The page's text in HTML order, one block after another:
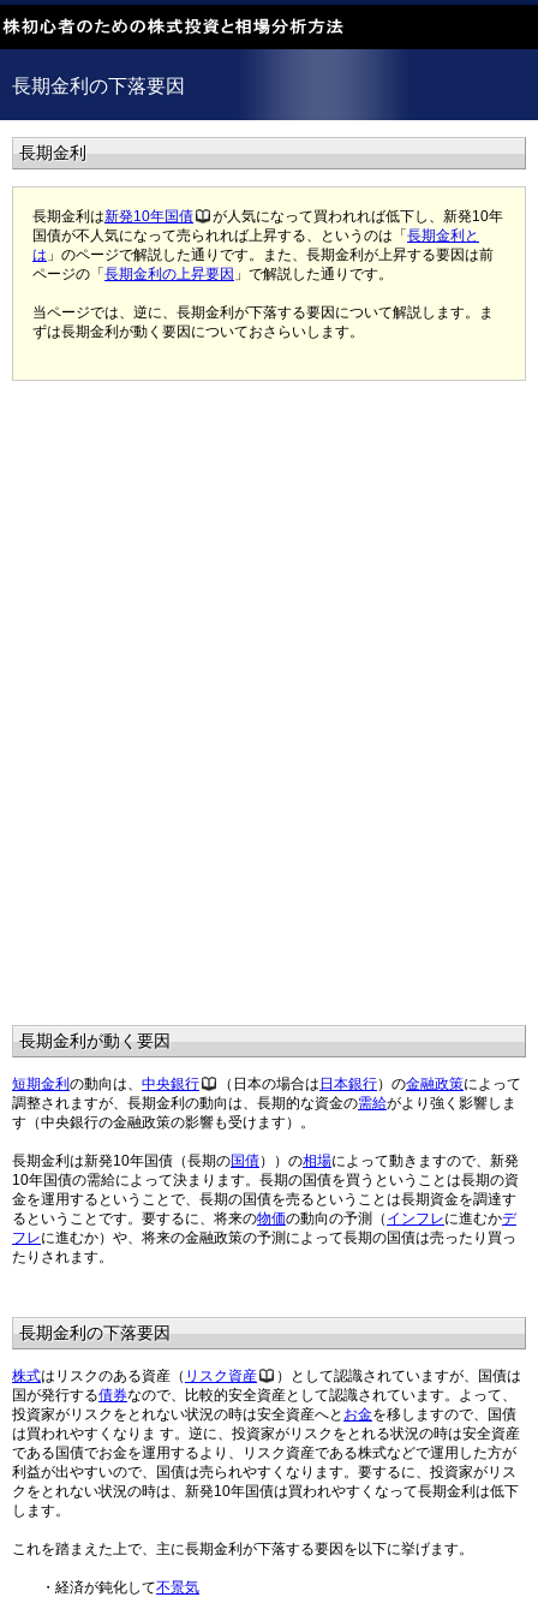
長期金利の下落要因
長期金利
長期金利は新発10年国債
が人気になって買われれば低下し、新発10年
国債が不人気になって売られれば上昇する、というのは「 長期金利と
は 」のページで解説した通りです。また、長期金利が上昇する要因は前
ページの「 長期金利の上昇要因 」で解説した通りです。
当ページでは、逆に、長期金利が下落する要因について解説します。ま
ずは長期金利が動く要因についておさらいします。
長期金利が動く要因
短期金利 の動向は、 中央銀行 （日本の場合は 日本銀行）の金融政策によって
調整されますが、長期金利の動向は、長期的な資金の需給がより強く影響しま
す（中央銀行の金融政策の影響も受けます）。
長期金利は新発10年国債（長期の国債））の相場によって動きますので、新発
10年国債の需給によって決まります。長期の国債を買うということは長期の資
金を運用するということで、長期の国債を売るということは長期資金を調達す
るということです。要するに、将来の物価の動向の予測（ インフレに進むかデ
フレに進むか）や、将来の金融政策の予測によって長期の国債は売ったり買っ
たりされます。
長期金利の下落要因
株式はリスクのある資産（ リスク資産
）として認識されていますが、国債は
国が発行する債券なので、比較的安全資産として認識されています。よって、
投資家がリスクをとれない状況の時は安全資産へと お金を移しますので、国債
は買われやすくなりま す。逆に、投資家がリスクをとれる状況の時は安全資産
である国債でお金を運用するより、リスク資産である株式などで運用した方が
利益が出やすいので、国債は売られやすくなります。要するに、投資家がリス
クをとれない状況の時は、新発10年国債は買われやすくなって長期金利は低下
します。
これを踏まえた上で、主に長期金利が下落する要因を以下に挙げます。
・経済が鈍化して不景気